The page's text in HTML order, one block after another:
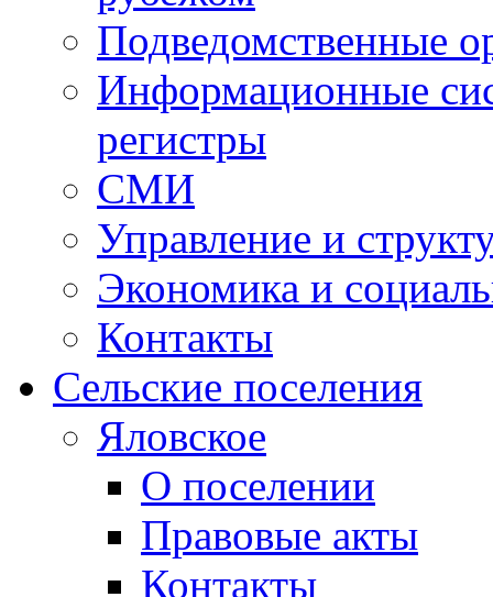
Подведомственные
Информационные
регистры
СМИ
Управление и
Экономика и
Контакты
Сельские поселения
Яловское
О поселении
Правовые акты
Контакты